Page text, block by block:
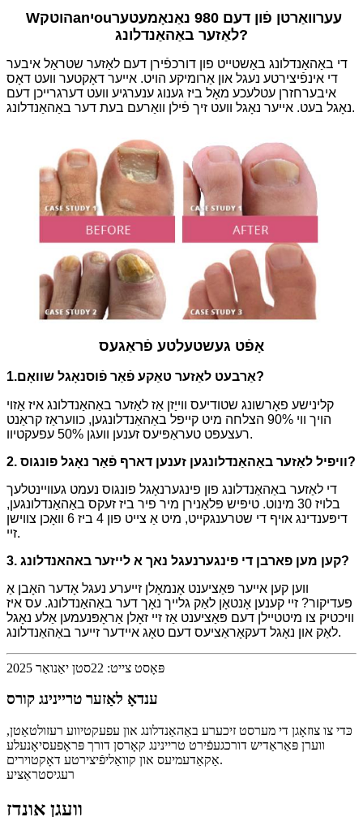
W הוטק anיou ע
ערוואַרטן פֿון דעם 980 נאַנאָמעטער
לאַזער באַהאַנדלונג?
די באַהאַנדלונג באַשטייט פון דורכפֿירן דעם לאַזער שטראַל איבער
די אינפֿיצירטע נעגל און אַרומיקע הויט. אייער דאָקטער וועט דאָס
איבערחזרן עטלעכע מאָל ביז גענוג ענערגיע וועט דערגרייכן דעם
נאָגל בעט. אייער נאָגל וועט זיך פֿילן וואַרעם בעת דער באַהאַנדלונג.
אָפֿט געשטעלטע פֿראַגעס
1. אַרבעט לאַזער טאַקע פֿאַר פֿוסנאָגל שוואָם?
קלינישע פאָרשונג שטודיעס ווייַזן אַז לאַזער באַהאַנדלונג איז אַזוי
הויך ווי 90% הצלחה מיט קייפל באַהאַנדלונגען, כוועראַז קראַנט
רעצעפּט טעראַפּיעס זענען וועגן 50% עפעקטיוו.
2. וויפיל לאַזער באַהאַנדלונגען זענען דארף פֿאַר נאָגל פונגוס?
די לאַזער באַהאַנדלונג פון פינגערנאָגל פונגוס נעמט געוויינטלעך
בלויז 30 מינוט. טיפּיש פּלאַנירן מיר פיר ביז זעקס באַהאַנדלונגען,
דיפּענדינג אויף די שטרענגקייט, מיט אַ צייט פון 4 ביז 6 וואָכן צווישן
זיי.
3. קען מען פארבן די פינגערנעגל נאך א לייזער באהאנדלונג?
ווען קען אייער פּאַציענט אָנמאָלן זייערע נעגל אָדער האָבן אַ
פּעדיקור? זיי קענען אָנטאָן לאַק גלייך נאָך דער באַהאַנדלונג. עס איז
וויכטיק צו מיטטיילן דעם פּאַציענט אַז זיי זאָלן אַראָפּנעמען אַלע נאָגל
לאַק און נאָגל דעקאָראַציעס דעם טאָג איידער זייער באַהאַנדלונג.
פּאָסט צייט: 22סטן יאַנואַר 2025
ענדאָ לאַזער טריינינג קורס
כּדי צו צוזאָגן די מערסט זיכערע באַהאַנדלונג און עפעקטיווע רעזולטאַטן,
ווערן פּאַראַדיש דורכגעפֿירט טריינינג קאָרסן דורך פּראָפעסיאָנעלע
אַקאַדעמיעס און קוואַליפֿיצירטע דאָקטוירים.
רעגיסטראַציע
וועגן אונדז